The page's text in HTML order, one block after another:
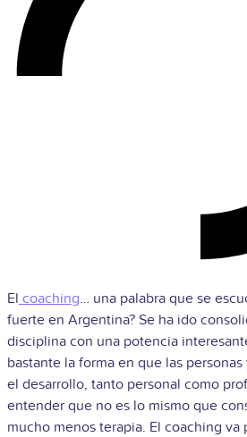
El coaching… una palabra que se
fuerte en Argentina? Se ha ido
disciplina con una potencia
bastante la forma en que las personas
el desarrollo, tanto personal como
entender que no es lo mismo que
mucho menos terapia. El coaching va